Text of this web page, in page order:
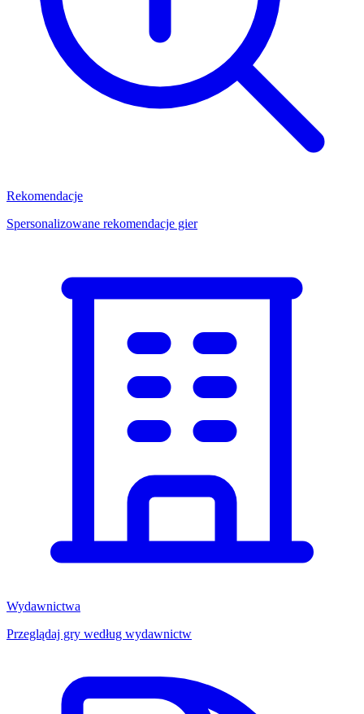
Rekomendacje
Spersonalizowane rekomendacje gier
Wydawnictwa
Przeglądaj gry według wydawnictw